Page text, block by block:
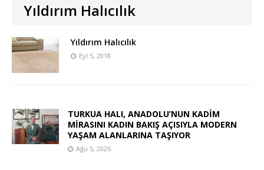
Yıldırım Halıcılık
Yıldırım Halıcılık
Eyl 5, 2018
TURKUA HALI, ANADOLU’NUN KADİM
MİRASINI KADIN BAKIŞ AÇISIYLA MODERN
YAŞAM ALANLARINA TAŞIYOR
Ağu 5, 2026